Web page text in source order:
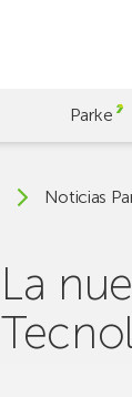
Parke
Noticias
La